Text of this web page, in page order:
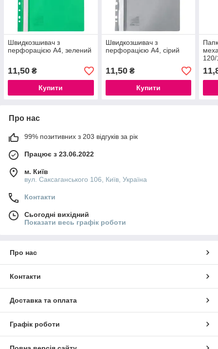
Швидкозшивач з
перфорацією А4, зелений
11,50 ₴
Купити
Швидкозшивач з
перфорацією А4, сірий
11,50₴
Купити
Про нас
99% позитивних з 203 відгуків за рік
Працює з 23.06.2022
м. Київ
вул. Саксаганського 106, Київ, Україна
Контакти
Сьогодні вихідний
Показати весь графік роботи
Про нас
Контакти
Доставка та оплата
Графік роботи